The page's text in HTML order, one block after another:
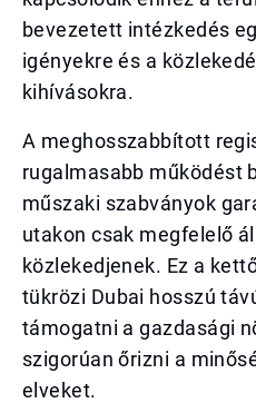
bevezetett intézkedés
igényekre és a
kihívásokra.
A meghosszabbított
rugalmasabb működést
műszaki szabványok
utakon csak megfelelő
közlekedjenek. Ez a
tükrözi Dubai hosszú
támogatni a gazdasági
szigorúan őrizni a
elveket.